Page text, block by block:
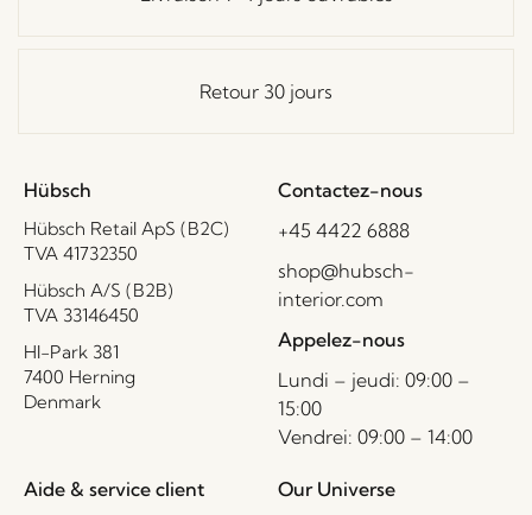
Retour 30 jours
Hübsch
Hübsch Retail ApS (B2C)
TVA 41732350
Hübsch A/S (B2B)
TVA 33146450
HI-Park 381
7400 Herning
Denmark
Contactez-nous
+45 4422 6888
shop@hubsch-
interior.com
Appelez-nous
Lundi – jeudi: 09:00 –
15:00
Vendrei: 09:00 – 14:00
Aide & service client Our Universe